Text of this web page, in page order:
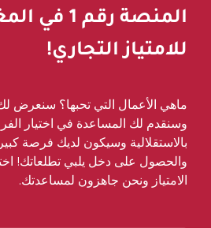
المنصة رقم 1 في
للامتياز التجاري!
ماهي الأعمال التي تحبها؟ سنعرض
وسنقدم لك المساعدة في اختيار
بالاستقلالية وسيكون لديك فرصة
والحصول على دخل يلبي تطلعاتك!
الامتياز ونحن جاهزون لمساعدتك.